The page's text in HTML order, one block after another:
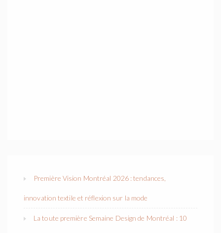
Première Vision Montréal 2026 : tendances,
innovation textile et réflexion sur la mode
La toute première Semaine Design de Montréal : 10